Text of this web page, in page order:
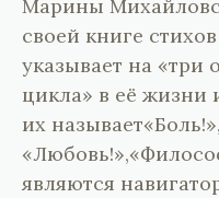
Марины
своей книге
указывает на
цикла» в её жизни
их называет«Боль!»,
являются